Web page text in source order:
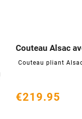
Couteau pliant

€219.95